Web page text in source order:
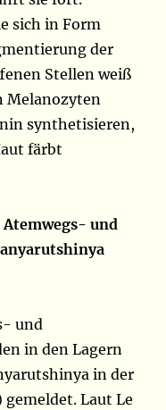
sich in Form
der
Stellen weiß
Melanozyten
synthetisieren,
färbt
und
und
in den Lagern
in der
Laut Le